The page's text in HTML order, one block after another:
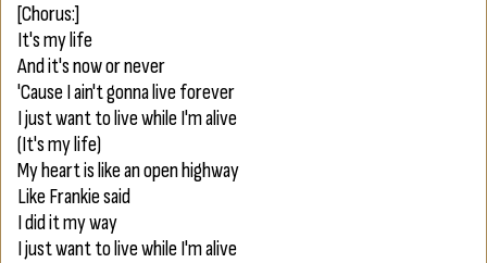
[Chorus:]
It's my life
And it's now or never
'Cause I ain't gonna live forever
I just want to live while I'm alive
(It's my life)
My heart is like an open highway
Like Frankie said
I did it my way
I just want to live while I'm alive